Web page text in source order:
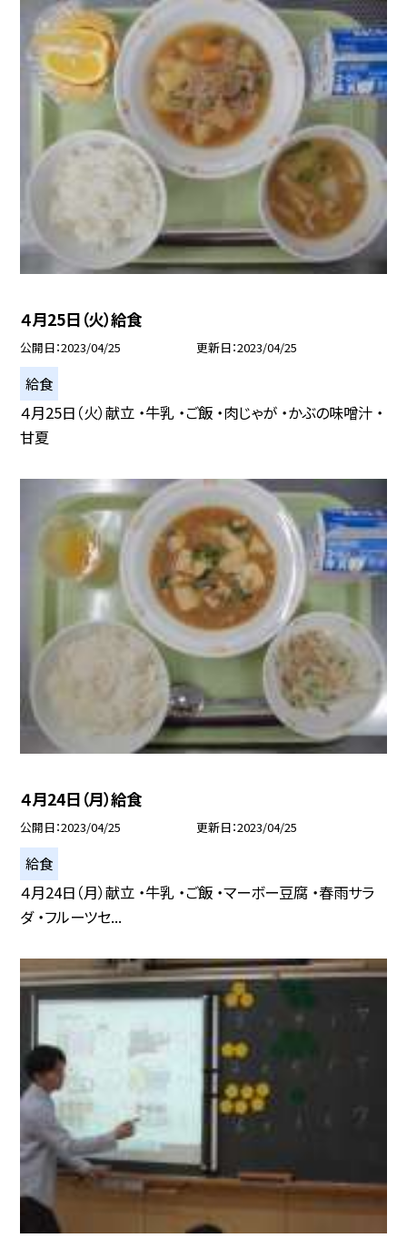
４月25日（火）給食
公開日 2023/04/25 更新日 2023/04/25
給食
４月25日（火）献立 ・牛乳 ・ご飯 ・肉じゃが ・かぶの味噌汁 ・
甘夏
４月24日（月）給食
公開日 2023/04/25 更新日 2023/04/25
給食
４月24日（月）献立 ・牛乳 ・ご飯 ・マーボー豆腐 ・春雨サラ
ダ ・フルーツセ...